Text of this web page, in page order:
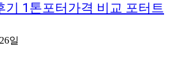
기 1톤포터가격 비교 포터트
일